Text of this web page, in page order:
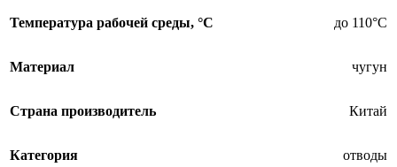
Температура рабочей среды, °С до 110°С
Материал чугун
Страна производитель Китай
Категория отводы